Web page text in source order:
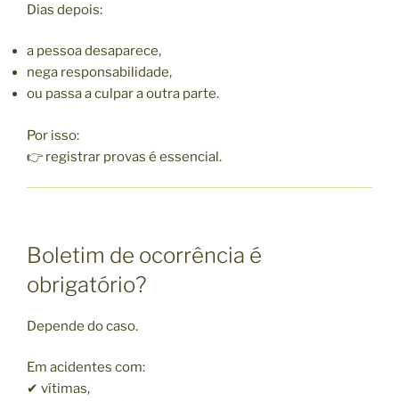
Dias depois:
a pessoa desaparece,
nega responsabilidade,
ou passa a culpar a outra parte.
Por isso:
👉 registrar provas é essencial.
Boletim de ocorrência é
obrigatório?
Depende do caso.
Em acidentes com:
✔ vítimas,